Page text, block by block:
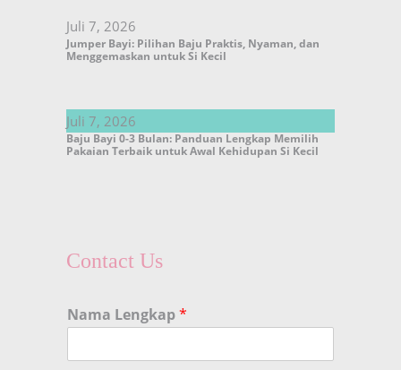
Juli 7, 2026
Jumper Bayi: Pilihan Baju Praktis, Nyaman, dan
Menggemaskan untuk Si Kecil
Juli 7, 2026
Baju Bayi 0-3 Bulan: Panduan Lengkap Memilih
Pakaian Terbaik untuk Awal Kehidupan Si Kecil
Contact Us
Nama Lengkap*